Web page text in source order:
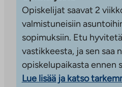
talopesulat ja
Autopaikanhinta on 20 €/
rakennetaan myöhemmin.
Kohteessa onDNAn
kuuluu vastikkeeseen/
Opiskelijat saavat 2
valmistuneisiin
sopimuksiin. Etu
vastikkeesta, ja sen saa
opiskelupaikasta ennen
Lue lisää ja katso